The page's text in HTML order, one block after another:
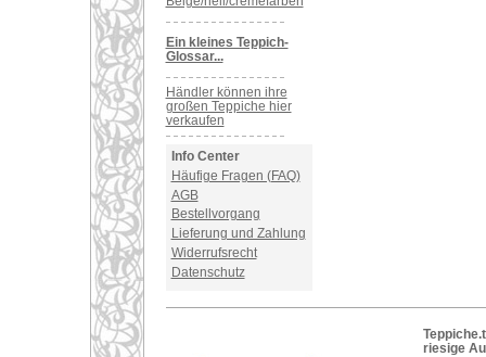
Ein kleines Teppich-
Glossar...
Händler können ihre
großen Teppiche hier
verkaufen
Info Center
Häufige Fragen (FAQ)
AGB
Bestellvorgang
Lieferung und Zahlung
Widerrufsrecht
Datenschutz
riesige